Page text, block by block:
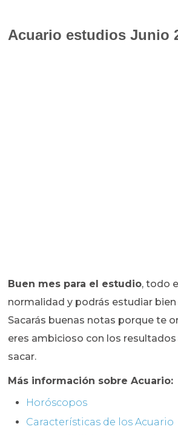
Acuario estudios Junio
Buen mes para el estudio, todo
normalidad y podrás estudiar bien
Sacarás buenas notas porque te
eres ambicioso con los resultados
sacar.
Más información sobre Acuario:
Horóscopos
Características de los Acuario